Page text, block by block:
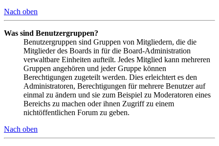
Nach oben
Was sind Benutzergruppen?
Benutzergruppen sind Gruppen von Mitgliedern, die die
Mitglieder des Boards in für die Board-Administration
verwaltbare Einheiten aufteilt. Jedes Mitglied kann mehreren
Gruppen angehören und jeder Gruppe können
Berechtigungen zugeteilt werden. Dies erleichtert es den
Administratoren, Berechtigungen für mehrere Benutzer auf
einmal zu ändern und sie zum Beispiel zu Moderatoren eines
Bereichs zu machen oder ihnen Zugriff zu einem
nichtöffentlichen Forum zu geben.
Nach oben